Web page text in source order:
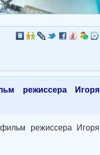
режиссера Игоря
режиссера Игоря